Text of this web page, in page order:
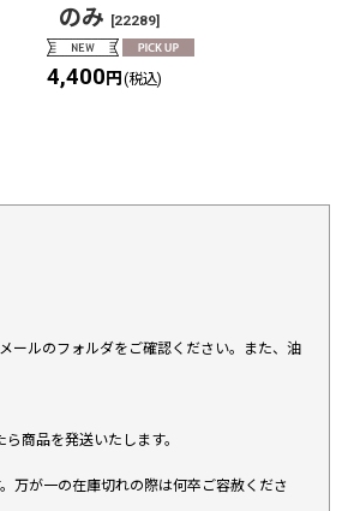
のみ [22289]
4,400円 (税込)
ールのフォルダをご確認ください。また、油
商品を発送いたします。
万が一の在庫切れの際は何卒ご容赦くださ